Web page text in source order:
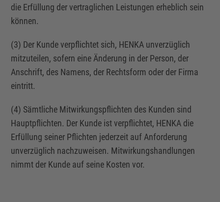
die Erfüllung der vertraglichen Leistungen erheblich sein
können.
(3) Der Kunde verpflichtet sich, HENKA unverzüglich
mitzuteilen, sofern eine Änderung in der Person, der
Anschrift, des Namens, der Rechtsform oder der Firma
eintritt.
(4) Sämtliche Mitwirkungspflichten des Kunden sind
Hauptpflichten. Der Kunde ist verpflichtet, HENKA die
Erfüllung seiner Pflichten jederzeit auf Anforderung
unverzüglich nachzuweisen. Mitwirkungshandlungen
nimmt der Kunde auf seine Kosten vor.